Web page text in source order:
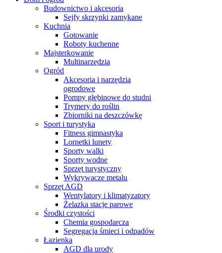
Budownictwo i akcesoria
Sejfy skrzynki zamykane
Kuchnia
Gotowanie
Roboty kuchenne
Majsterkowanie
Multinarzędzia
Ogród
Akcesoria i narzędzia
ogrodowe
Pompy głębinowe do studni
Trymery do roślin
Zbiorniki na deszczówkę
Sport i turystyka
Fitness gimnastyka
Lornetki lunety
Sporty walki
Sporty wodne
Sprzęt turystyczny
Wykrywacze metalu
Sprzęt AGD
Wentylatory i klimatyzatory
Żelazka stacje parowe
Środki czystości
Chemia gospodarcza
Segregacja śmieci i odpadów
Łazienka
AGD dla urody